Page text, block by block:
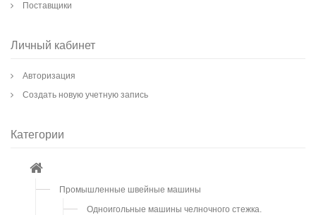
Поставщики
Личный кабинет
Авторизация
Создать новую учетную запись
Категории
Промышленные швейные машины
Одноигольные машины челночного стежка.